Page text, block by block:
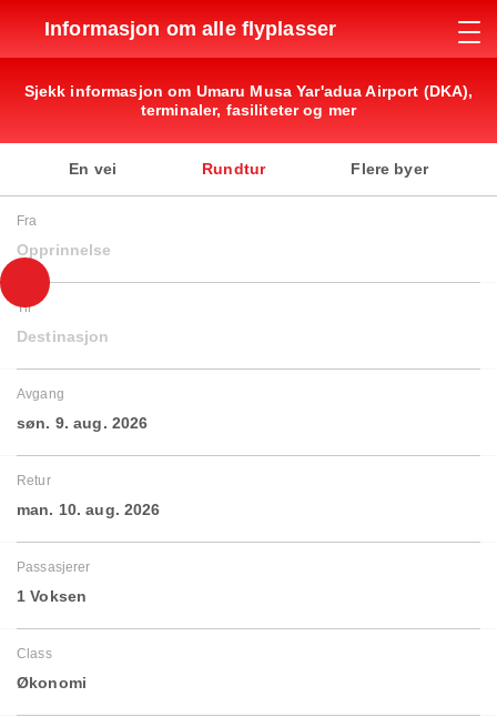
Informasjon om alle flyplasser
Sjekk informasjon om Umaru Musa Yar'adua Airport (DKA),
terminaler, fasiliteter og mer
En vei Rundtur Flere byer
Fra
Opprinnelse
Til
Destinasjon
Avgang
søn. 9. aug. 2026
Retur
man. 10. aug. 2026
Passasjerer
1 Voksen
Class
Økonomi